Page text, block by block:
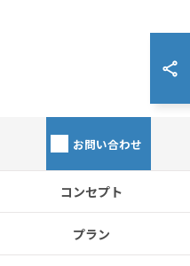
お問い合わせ
コンセプト
プラン